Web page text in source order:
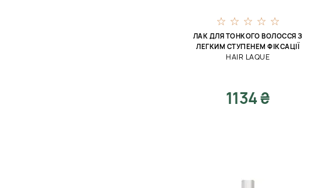
ЛАК ДЛЯ ТОНКОГО ВОЛОССЯ З
ЛЕГКИМ СТУПЕНЕМ ФІКСАЦІЇ
HAIR LAQUE
1134 ₴